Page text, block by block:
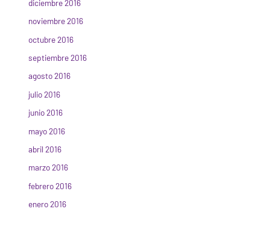
diciembre 2016
noviembre 2016
octubre 2016
septiembre 2016
agosto 2016
julio 2016
junio 2016
mayo 2016
abril 2016
marzo 2016
febrero 2016
enero 2016